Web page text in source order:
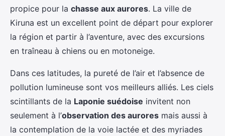
propice pour la chasse aux aurores. La ville de
Kiruna est un excellent point de départ pour explorer
la région et partir à l’aventure, avec des excursions
en traîneau à chiens ou en motoneige.
Dans ces latitudes, la pureté de l’air et l’absence de
pollution lumineuse sont vos meilleurs alliés. Les ciels
scintillants de la Laponie suédoise invitent non
seulement à l’observation des aurores mais aussi à
la contemplation de la voie lactée et des myriades